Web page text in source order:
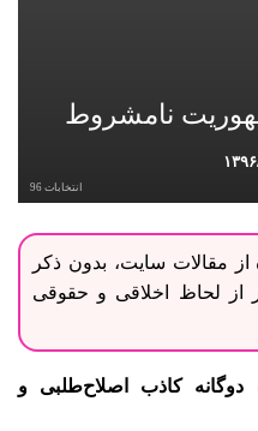
نامشروط
۱۶
انتخابات 96
از مقالات سایت، بدون ذکر
از لحاظ اخلاقی و حقوقی
کاذب اصلاح‌طلبی و